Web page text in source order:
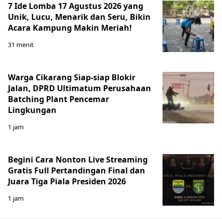
7 Ide Lomba 17 Agustus 2026 yang
Unik, Lucu, Menarik dan Seru, Bikin
Acara Kampung Makin Meriah!
31 menit
Warga Cikarang Siap-siap Blokir
Jalan, DPRD Ultimatum Perusahaan
Batching Plant Pencemar
Lingkungan
1 jam
Begini Cara Nonton Live Streaming
Gratis Full Pertandingan Final dan
Juara Tiga Piala Presiden 2026
1 jam